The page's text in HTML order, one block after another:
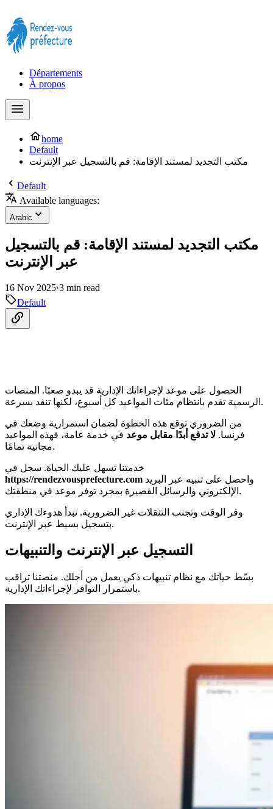
Départements
À propos
home
Default
مكتب التجديد لمستند الإقامة: قم بالتسجيل عبر الإنترنت
Default
Available languages:
Arabic
مكتب التجديد لمستند الإقامة: قم بالتسجيل
عبر الإنترنت
16 Nov 2025·3 min read
Default
الحصول على موعد لإجراءاتك الإدارية قد يبدو صعبًا. المنصات
الرسمية تقدم بانتظام مئات المواعيد كل أسبوع، لكنها تنفد بسرعة.
من الضروري توقع هذه الخطوة لضمان استمرارية وضعك في
فرنسا. لا تدفع أبدًا مقابل موعد في خدمة عامة، فهذه المواعيد
مجانية تمامًا.
خدمتنا تسهل عليك الحياة. سجل في
https://rendezvousprefecture.com
الإلكتروني والرسائل القصيرة بمجرد توفر موعد في منطقتك.
وفر الوقت وتجنب التنقلات غير الضرورية. تبدأ هدوءك الإداري
بتسجيل بسيط عبر الإنترنت.
التسجيل عبر الإنترنت والتنبيهات
بسّط حياتك مع نظام تنبيهات ذكي يعمل من أجلك. منصتنا تراقب
باستمرار التوافر لإجراءاتك الإدارية.